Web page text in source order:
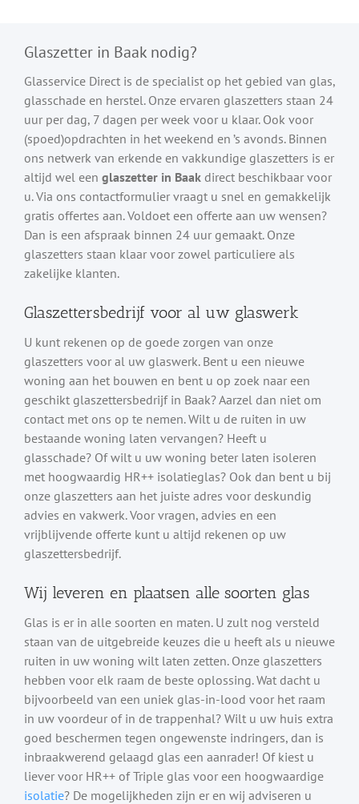
Glaszetter in Baak nodig?
Glasservice Direct is de specialist op het gebied van glas,
glasschade en herstel. Onze ervaren glaszetters staan 24
uur per dag, 7 dagen per week voor u klaar. Ook voor
(spoed)opdrachten in het weekend en ’s avonds. Binnen
ons netwerk van erkende en vakkundige glaszetters is er
altijd wel een glaszetter in Baak direct beschikbaar voor
u. Via ons contactformulier vraagt u snel en gemakkelijk
gratis offertes aan. Voldoet een offerte aan uw wensen?
Dan is een afspraak binnen 24 uur gemaakt. Onze
glaszetters staan klaar voor zowel particuliere als
zakelijke klanten.
Glaszettersbedrijf voor al uw glaswerk
U kunt rekenen op de goede zorgen van onze
glaszetters voor al uw glaswerk. Bent u een nieuwe
woning aan het bouwen en bent u op zoek naar een
geschikt glaszettersbedrijf in Baak? Aarzel dan niet om
contact met ons op te nemen. Wilt u de ruiten in uw
bestaande woning laten vervangen? Heeft u
glasschade? Of wilt u uw woning beter laten isoleren
met hoogwaardig HR++ isolatieglas? Ook dan bent u bij
onze glaszetters aan het juiste adres voor deskundig
advies en vakwerk. Voor vragen, advies en een
vrijblijvende offerte kunt u altijd rekenen op uw
glaszettersbedrijf.
Wij leveren en plaatsen alle soorten glas
Glas is er in alle soorten en maten. U zult nog versteld
staan van de uitgebreide keuzes die u heeft als u nieuwe
ruiten in uw woning wilt laten zetten. Onze glaszetters
hebben voor elk raam de beste oplossing. Wat dacht u
bijvoorbeeld van een uniek glas-in-lood voor het raam
in uw voordeur of in de trappenhal? Wilt u uw huis extra
goed beschermen tegen ongewenste indringers, dan is
inbraakwerend gelaagd glas een aanrader! Of kiest u
liever voor HR++ of Triple glas voor een hoogwaardige
isolatie? De mogelijkheden zijn er en wij adviseren u